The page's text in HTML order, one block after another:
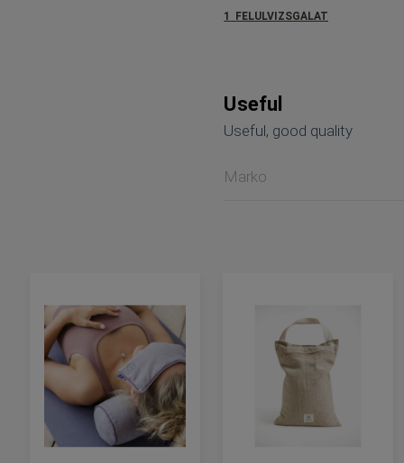
1 FELÜLVIZSGÁLAT
Useful
Useful, good quality
Marko